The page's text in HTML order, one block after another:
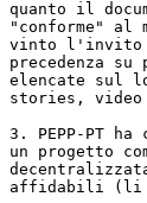
quanto il
"conforme" al
vinto l'invito
precedenza
elencate sul
stories,
3. PEPP-PT
un progetto
affidabili (li